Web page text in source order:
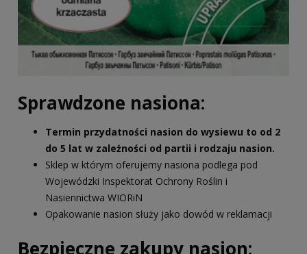
Sprawdzone nasiona:
Termin przydatności nasion do wysiewu to od 2
do 5 lat w zależności od partii i rodzaju nasion.
Sklep w którym oferujemy nasiona podlega pod
Wojewódzki Inspektorat Ochrony Roślin i
Nasiennictwa WIORiN
Opakowanie nasion służy jako dowód w reklamacji
Bezpieczne zakupy nasion: